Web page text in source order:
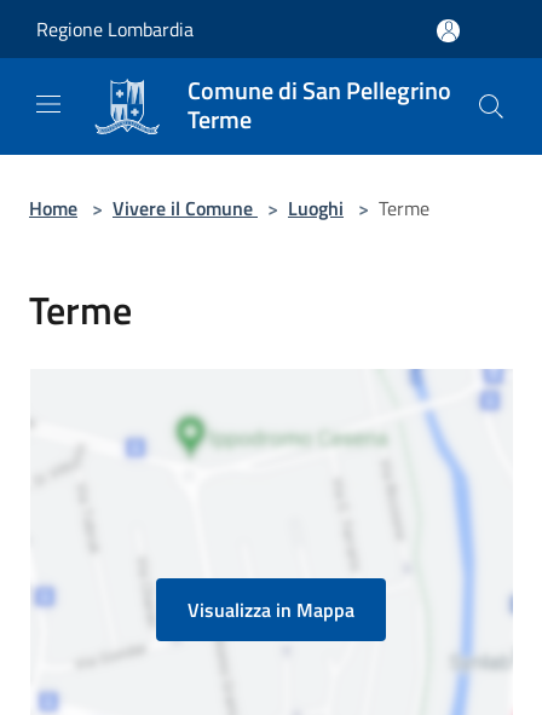
Regione Lombardia
Comune di San Pellegrino
Terme
Home > Vivere il Comune > Luoghi > Terme
Terme
Visualizza in Mappa